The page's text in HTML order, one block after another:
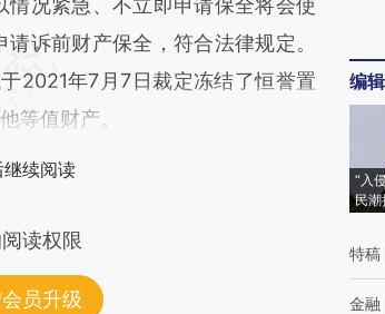
况紧急、不立即申请保全将会使
诉前财产保全，符合法律规定。
2021年7月7日裁定冻结了恒誉置
等值财产。
继续阅读
读权限
员升级
编
“入
民潮
特稿
金融